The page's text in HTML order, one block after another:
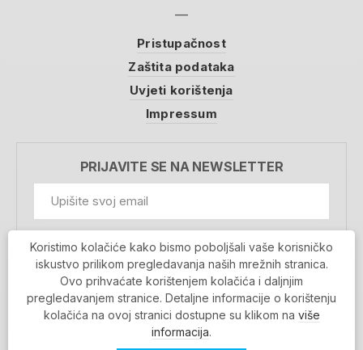
Pristupačnost
Zaštita podataka
Uvjeti korištenja
Impressum
PRIJAVITE SE NA NEWSLETTER
Prihvaćam da se moji podaci spremaju u bazu
podataka i koriste u svrhu slanja MojaRijeka
newslettera
MOJARIJEKA NEWSLETTER
PRIJAVI SE
Koristimo kolačiće kako bismo poboljšali vaše korisničko
iskustvo prilikom pregledavanja naših mrežnih stranica.
Ovo prihvaćate korištenjem kolačića i daljnjim
pregledavanjem stranice. Detaljne informacije o korištenju
kolačića na ovoj stranici dostupne su klikom na više
informacija.